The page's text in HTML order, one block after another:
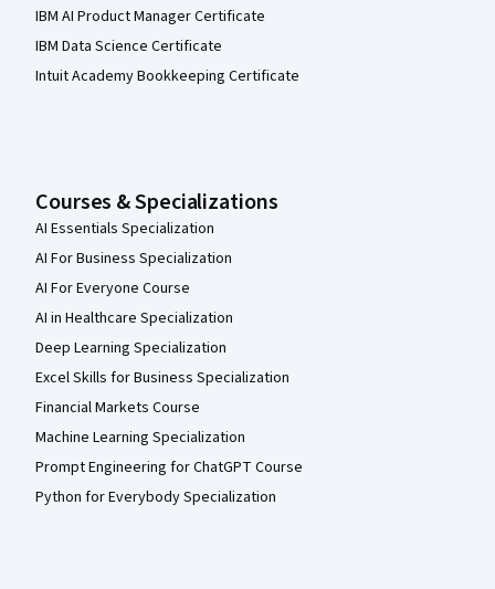
IBM AI Product Manager Certificate
IBM Data Science Certificate
Intuit Academy Bookkeeping Certificate
Courses & Specializations
AI Essentials Specialization
AI For Business Specialization
AI For Everyone Course
AI in Healthcare Specialization
Deep Learning Specialization
Excel Skills for Business Specialization
Financial Markets Course
Machine Learning Specialization
Prompt Engineering for ChatGPT Course
Python for Everybody Specialization